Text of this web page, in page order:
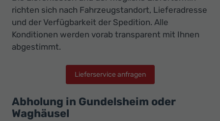
richten sich nach Fahrzeugstandort, Lieferadresse
und der Verfügbarkeit der Spedition. Alle
Konditionen werden vorab transparent mit Ihnen
abgestimmt.
Lieferservice anfragen
Abholung in Gundelsheim oder
Waghäusel